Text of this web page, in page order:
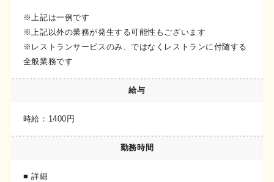
※上記は一例です
※上記以外の業務が発生する可能性もございます
※レストランサービスのみ、ではなくレストランに付随する
全般業務です
給与
時給：1400円
勤務時間
■ 詳細